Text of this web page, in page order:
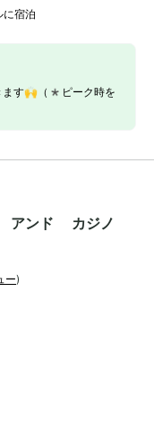
に宿泊
ます🙌（*ピーク時を
アンド カジノ
)